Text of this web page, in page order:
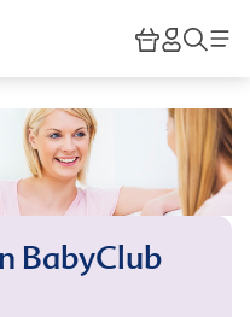
HiPP
BabyClub